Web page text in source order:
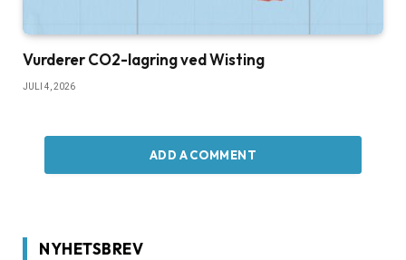
Vurderer CO2-lagring ved Wisting
JULI 4, 2026
ADD A COMMENT
NYHETSBREV